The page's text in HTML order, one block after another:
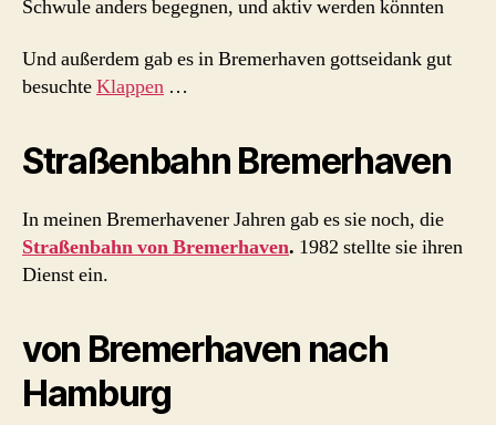
Schwule anders begegnen, und aktiv werden könnten
Und außerdem gab es in Bremerhaven gottseidank gut
besuchteKlappen …
Straßenbahn Bremerhaven
In meinen Bremerhavener Jahren gab es sie noch, die
Straßenbahn von Bremerhaven. 1982 stellte sie ihren
Dienst ein.
von Bremerhaven nach
Hamburg